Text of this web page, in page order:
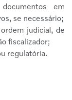
em
se necessário;
judicial, de
fiscalizador;
regulatória.